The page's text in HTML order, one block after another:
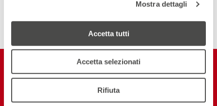
Mostra dettagli
Accetta tutti
Accetta selezionati
Rifiuta
Restiamo in